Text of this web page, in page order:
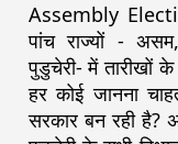
Assembly
पांच राज्यों -
पुडुचेरी- में तारीखों के
हर कोई जानना
सरकार बन रही है?